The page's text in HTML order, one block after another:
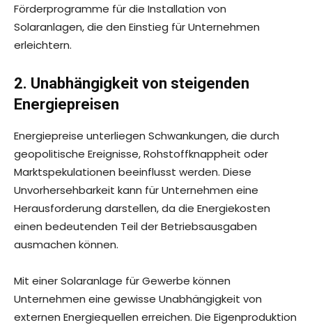
Förderprogramme für die Installation von
Solaranlagen, die den Einstieg für Unternehmen
erleichtern.
2. Unabhängigkeit von steigenden
Energiepreisen
Energiepreise unterliegen Schwankungen, die durch
geopolitische Ereignisse, Rohstoffknappheit oder
Marktspekulationen beeinflusst werden. Diese
Unvorhersehbarkeit kann für Unternehmen eine
Herausforderung darstellen, da die Energiekosten
einen bedeutenden Teil der Betriebsausgaben
ausmachen können.
Mit einer Solaranlage für Gewerbe können
Unternehmen eine gewisse Unabhängigkeit von
externen Energiequellen erreichen. Die Eigenproduktion